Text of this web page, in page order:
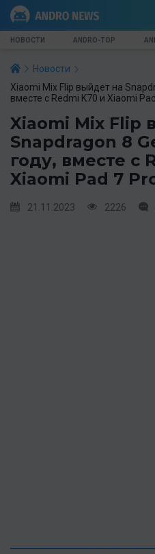
НОВОСТИ ANDRO-TOP
Новости
Xiaomi Mix Flip выйдет на
вместе с Redmi K70 и Xiaomi
Xiaomi Mix Flip
Snapdragon 8
году, вместе с
Xiaomi Pad 7
21.11.2023 2226